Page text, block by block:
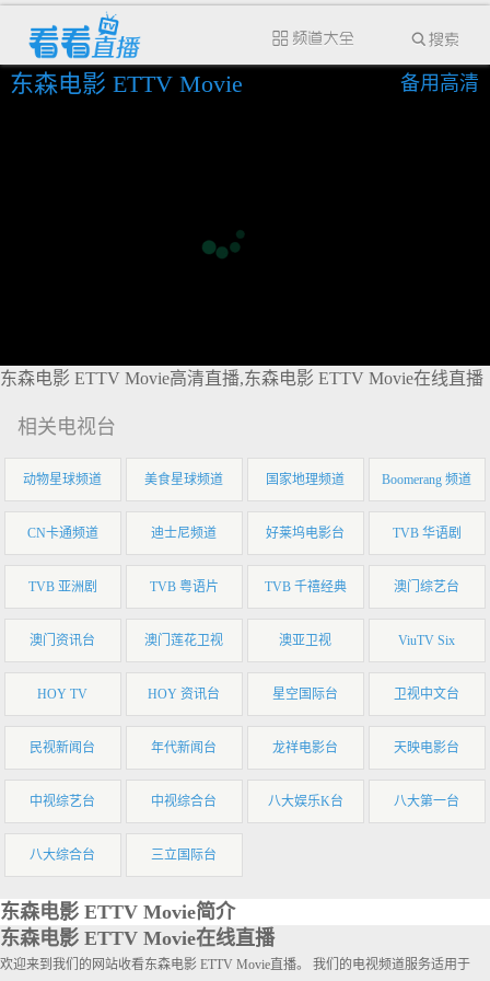
东森电影 ETTV Movie 备用高清
东森电影 ETTV Movie高清直播,东森电影 ETTV Movie在线直播
相关电视台
动物星球频道 美食星球频道 国家地理频道 Boomerang 频道
CN卡通频道 迪士尼频道 好莱坞电影台 TVB 华语剧
TVB 亚洲剧 TVB 粤语片 TVB 千禧经典 澳门综艺台
澳门资讯台 澳门莲花卫视 澳亚卫视 ViuTV Six
HOY TV HOY 资讯台 星空国际台 卫视中文台
民视新闻台 年代新闻台 龙祥电影台 天映电影台
中视综艺台 中视综合台 八大娱乐K台 八大第一台
八大综合台 三立国际台
东森电影 ETTV Movie简介
东森电影 ETTV Movie在线直播
欢迎来到我们的网站收看东森电影 ETTV Movie直播。 我们的电视频道服务适用于